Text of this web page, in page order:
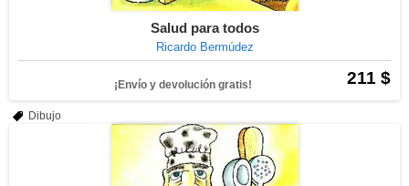
Salud para todos
Ricardo Bermúdez
211 $
¡Envío y devolución gratis!
Dibujo